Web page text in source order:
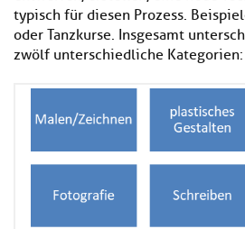
typisch für diesen Prozess.
oder Tanzkurse. Insgesamt
zwölf unterschiedliche Kategorien: